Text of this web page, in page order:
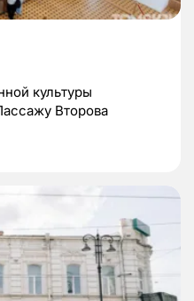
культуры
Второва